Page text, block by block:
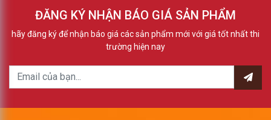
ĐĂNG KÝ NHẬN BÁO GIÁ SẢN PHẨM
hãy đăng ký để nhận báo giá các sản phẩm mới với giá tốt nhất thi
trường hiện nay